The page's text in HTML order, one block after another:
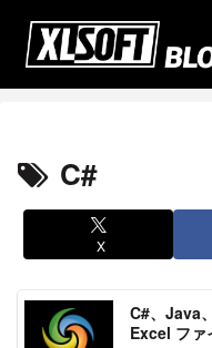
C#
X
C#、Java
Excel ファ